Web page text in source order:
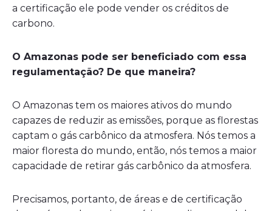
a certificação ele pode vender os créditos de
carbono.
O Amazonas pode ser beneficiado com essa
regulamentação? De que maneira?
O Amazonas tem os maiores ativos do mundo
capazes de reduzir as emissões, porque as florestas
captam o gás carbônico da atmosfera. Nós temos a
maior floresta do mundo, então, nós temos a maior
capacidade de retirar gás carbônico da atmosfera.
Precisamos, portanto, de áreas e de certificação